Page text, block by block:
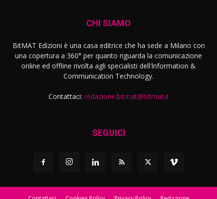
CHI SIAMO
BitMAT Edizioni è una casa editrice che ha sede a Milano con
una copertura a 360° per quanto riguarda la comunicazione
online ed offline rivolta agli specialisti dell'lnformation &
Communication Technology.
Contattaci: redazione.bitmat@bitmat.it
SEGUICI